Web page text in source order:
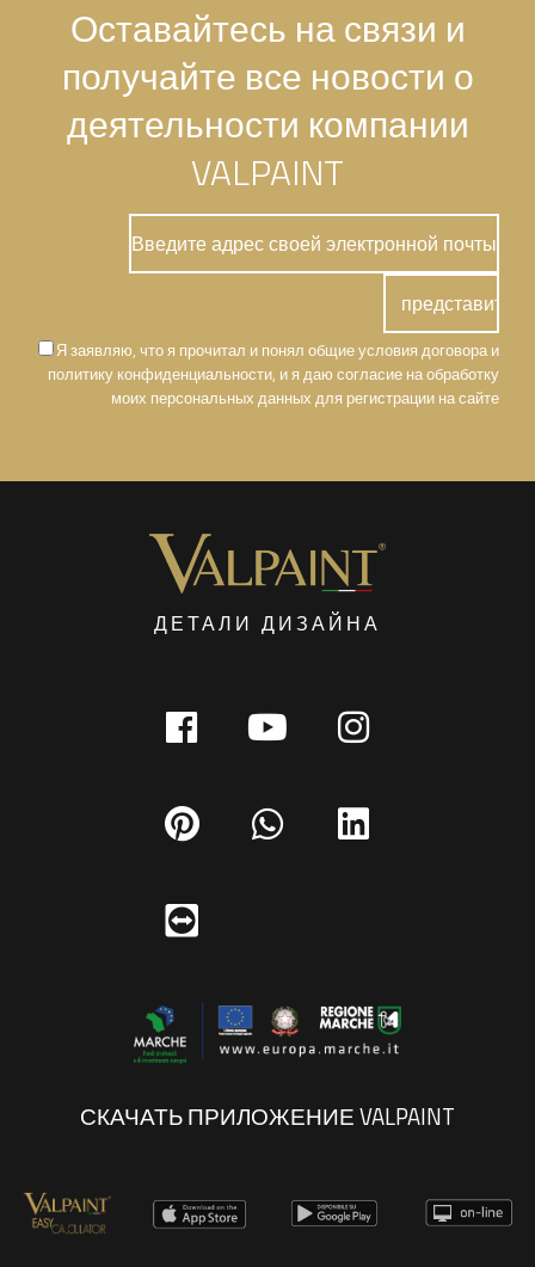
Оставайтесь на связи и
получайте все новости о
деятельности компании
VALPAINT
Я заявляю, что я прочитал и понял общие условия договора и
политику конфиденциальности, и я даю согласие на обработку
моих персональных данных для регистрации на сайте
ДЕТАЛИ ДИЗАЙНА
СКАЧАТЬ ПРИЛОЖЕНИЕ VALPAINT